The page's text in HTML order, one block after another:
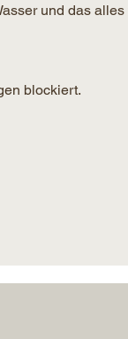
und das
blockiert.